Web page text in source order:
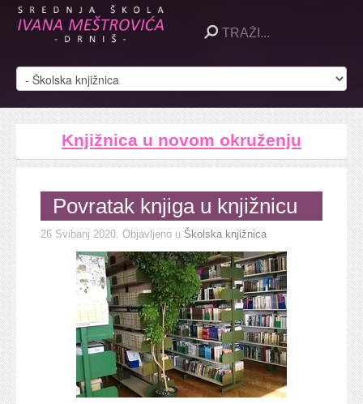
Knjižnica u novom okruženju
Povratak knjiga u knjižnicu
26 Svibanj 2020. Objavljeno u Školska knjižnica